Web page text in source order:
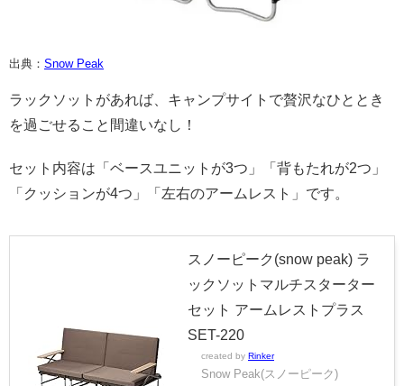
出典： Snow Peak
ラックソットがあれば、キャンプサイトで贅沢なひととき
を過ごせること間違いなし！
セット内容は「ベースユニットが3つ」「背もたれが2つ」
「クッションが4つ」「左右のアームレスト」です。
スノーピーク(snow peak) ラ
ックソットマルチスターター
セット アームレストプラス
SET-220
created by Rinker
Snow Peak(スノーピーク)